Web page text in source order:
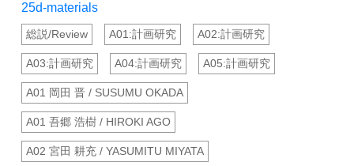
25d-materials
総説/Review A01:計画研究 A02:計画研究
A03:計画研究 A04:計画研究 A05:計画研究
A01 岡田 晋 / SUSUMU OKADA
A01 吾郷 浩樹 / HIROKI AGO
A02 宮田 耕充 / YASUMITU MIYATA